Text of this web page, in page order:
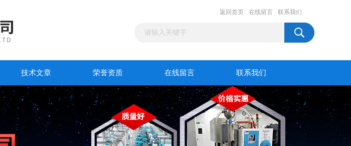
返回首页 在线留言 联系我们
技术文章 荣誉资质 在线留言 联系我们